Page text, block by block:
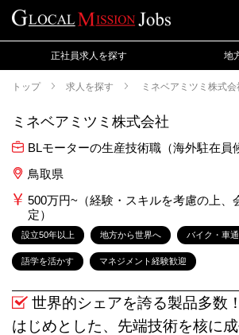
正社員求人を探す 地
トップ 求人を探す ミネベアミツミ株式会
ミネベアミツミ株式会社
BLモーターの生産技術職（海外駐在員
鳥取県
500万円~（経験・スキルを考慮の上、
定）
設立50年以上 地方から世界へ バイク・車
語学を活かす マネジメント経験歓迎
世界的シェアを誇る製品多数
はじめとした、先端技術を核に